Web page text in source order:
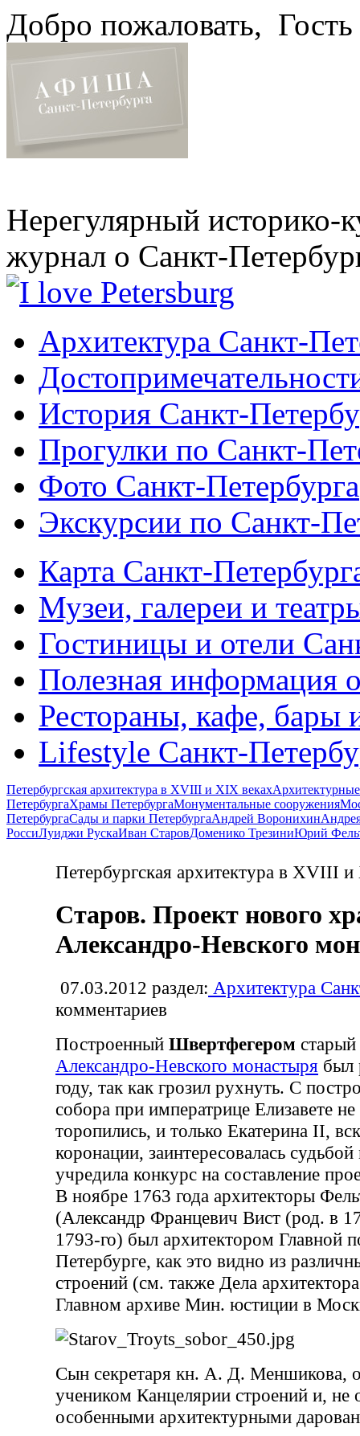
Добро пожаловать, Гость
Нерегулярный историко-
журнал о Санкт-
Архитектура Санкт-
История Санкт-
Прогулки по Санкт-
Фото Санкт-Петербурга
Экскурсии по Санкт-
Карта Санкт-
Музеи, галереи и
Гостиницы и отели
Полезная информация
Рестораны, кафе, бары
Lifestyle Санкт-
Петербургская архитектура в XVIII и XIX веках
ПетербургаХрамы ПетербургаМонументальные сооружения
ПетербургаСады и парки ПетербургаАндрей Воронихин
РоссиЛуиджи РускаИван СтаровДоменико ТрезиниЮрий
Петербургская архитектура в XVIII
Старов. Проект нового
Александро-Невского
07.03.2012 раздел: Архитектура
комментариев
Построенный Швертфегером старый
Александро-Невского монастыря был
году, так как грозил рухнуть. С
собора при императрице Елизавете
торопились, и только Екатерина II,
коронации, заинтересовалась
учредила конкурс на составление
В ноябре 1763 года архитекторы
(Александр Францевич Вист (род. в
1793-го) был архитектором Главной
Петербурге, как это видно из
строений (см. также Дела
Главном архиве Мин. юстиции в
Сын секретаря кн. А. Д. Меншикова,
учеником Канцелярии строений и, не
особенными архитектурными